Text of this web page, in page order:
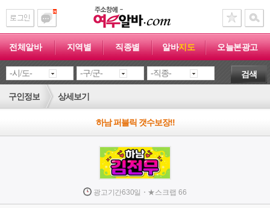
전체알바 지역별 직종별 알바지도 오늘본광고
검색
구인정보 상세보기
하남 퍼블릭 갯수보장!!
광고기간630일 · ★스크랩 66